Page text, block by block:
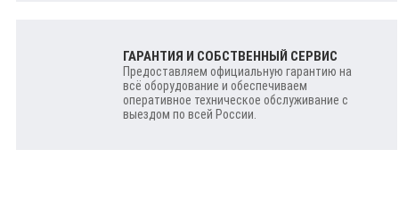
ГАРАНТИЯ И СОБСТВЕННЫЙ СЕРВИС
Предоставляем официальную гарантию на
всё оборудование и обеспечиваем
оперативное техническое обслуживание с
выездом по всей России.